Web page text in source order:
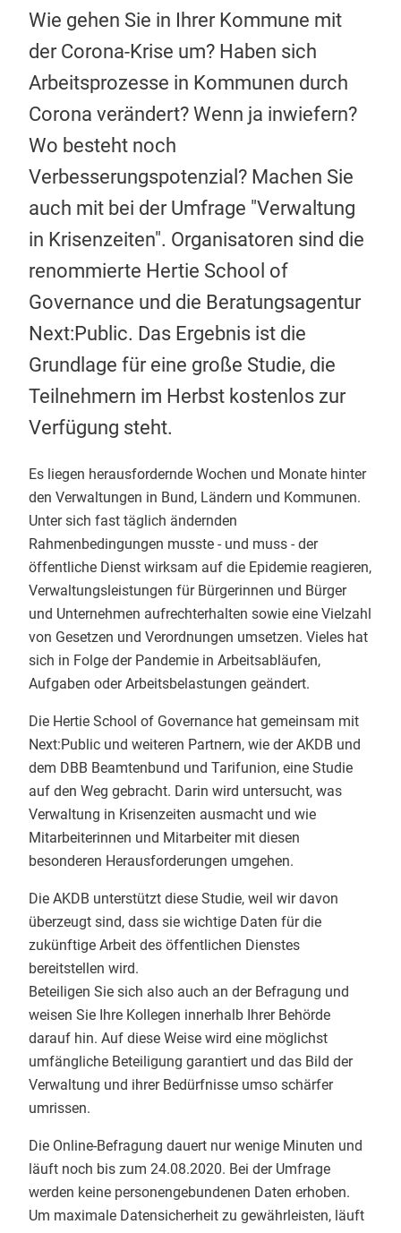
Wie gehen Sie in Ihrer Kommune mit
der Corona-Krise um? Haben sich
Arbeitsprozesse in Kommunen durch
Corona verändert? Wenn ja inwiefern?
Wo besteht noch
Verbesserungspotenzial? Machen Sie
auch mit bei der Umfrage "Verwaltung
in Krisenzeiten". Organisatoren sind die
renommierte Hertie School of
Governance und die Beratungsagentur
Next:Public. Das Ergebnis ist die
Grundlage für eine große Studie, die
Teilnehmern im Herbst kostenlos zur
Verfügung steht.
Es liegen herausfordernde Wochen und Monate hinter
den Verwaltungen in Bund, Ländern und Kommunen.
Unter sich fast täglich ändernden
Rahmenbedingungen musste - und muss - der
öffentliche Dienst wirksam auf die Epidemie reagieren,
Verwaltungsleistungen für Bürgerinnen und Bürger
und Unternehmen aufrechterhalten sowie eine Vielzahl
von Gesetzen und Verordnungen umsetzen. Vieles hat
sich in Folge der Pandemie in Arbeitsabläufen,
Aufgaben oder Arbeitsbelastungen geändert.
Die Hertie School of Governance hat gemeinsam mit
Next:Public und weiteren Partnern, wie der AKDB und
dem DBB Beamtenbund und Tarifunion, eine Studie
auf den Weg gebracht. Darin wird untersucht, was
Verwaltung in Krisenzeiten ausmacht und wie
Mitarbeiterinnen und Mitarbeiter mit diesen
besonderen Herausforderungen umgehen.
Die AKDB unterstützt diese Studie, weil wir davon
überzeugt sind, dass sie wichtige Daten für die
zukünftige Arbeit des öffentlichen Dienstes
bereitstellen wird.
Beteiligen Sie sich also auch an der Befragung und
weisen Sie Ihre Kollegen innerhalb Ihrer Behörde
darauf hin. Auf diese Weise wird eine möglichst
umfängliche Beteiligung garantiert und das Bild der
Verwaltung und ihrer Bedürfnisse umso schärfer
umrissen.
Die Online-Befragung dauert nur wenige Minuten und
läuft noch bis zum 24.08.2020. Bei der Umfrage
werden keine personengebundenen Daten erhoben.
Um maximale Datensicherheit zu gewährleisten, läuft